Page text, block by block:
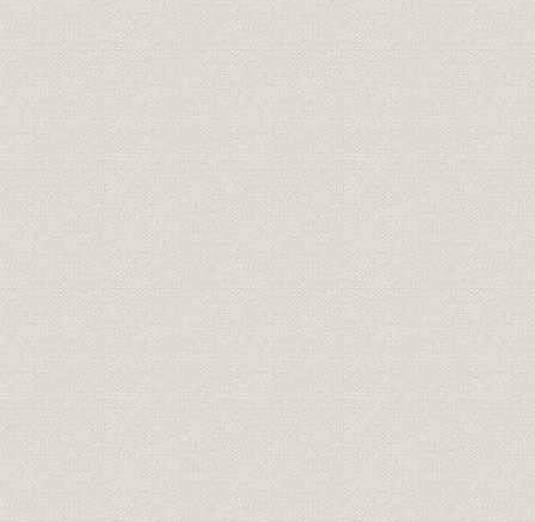
財務・業績
東燃グループ連結財務諸表 連結
貸借対照表
昭和53年
財務・業績
東燃グループ連結財務諸表 連結
損益計算書及び連結剰余金計算
書
昭和53年
従業員 従業員数 昭和14年~
従業員 採用人員 昭和38年
賃金 平均給与月額(全従業員) 昭和36年
事業所 主要施設一覧 事務所
福利厚生
主要施設一覧 社宅(除旧借上社
宅)